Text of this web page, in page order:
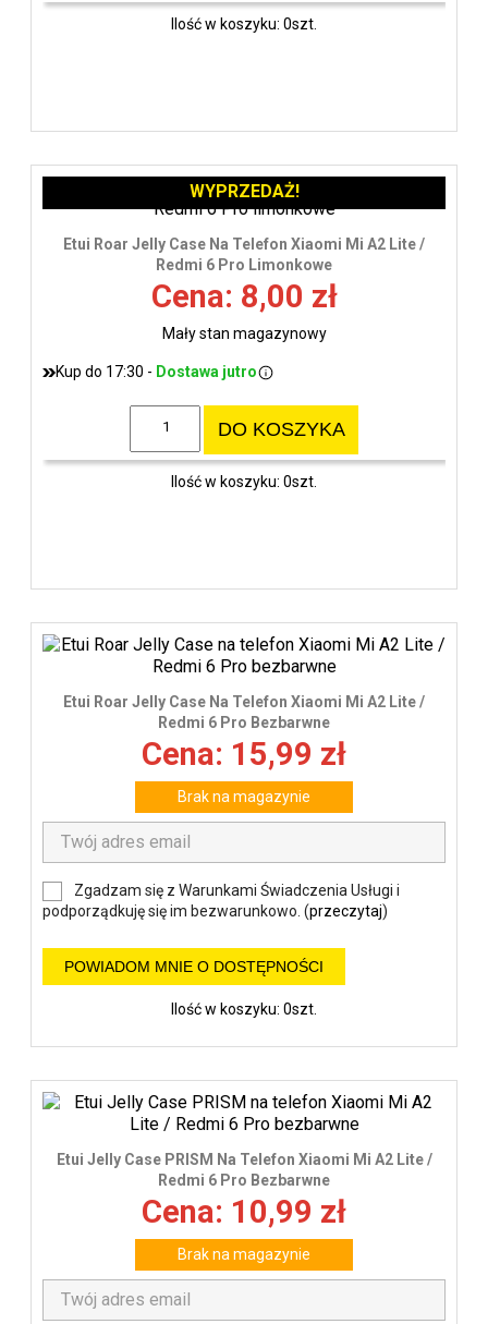
Ilość w koszyku: 0szt.
Etui Roar Jelly Case Na Telefon Xiaomi Mi A2 Lite /
Redmi 6 Pro Limonkowe
Cena: 8,00 zł
Mały stan magazynowy
Kup do 17:30 - Dostawa jutro
DO KOSZYKA
Ilość w koszyku: 0szt.
WYPRZEDAŻ!
Etui Roar Jelly Case Na Telefon Xiaomi Mi A2 Lite /
Redmi 6 Pro Bezbarwne
Cena: 15,99 zł
Brak na magazynie
Zgadzam się z Warunkami Świadczenia Usługi i
podporządkuję się im bezwarunkowo. (przeczytaj)
POWIADOM MNIE O DOSTĘPNOŚCI
Ilość w koszyku: 0szt.
Etui Jelly Case PRISM Na Telefon Xiaomi Mi A2 Lite /
Redmi 6 Pro Bezbarwne
Cena: 10,99 zł
Brak na magazynie